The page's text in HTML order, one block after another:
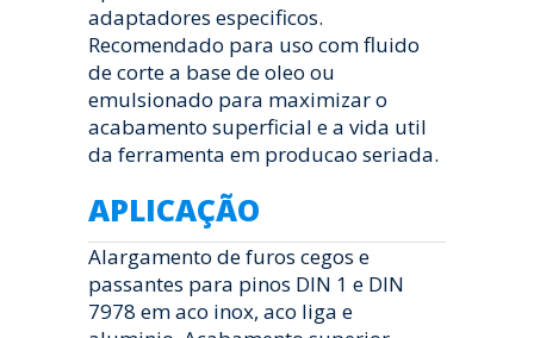
adaptadores especificos.
Recomendado para uso com fluido
de corte a base de oleo ou
emulsionado para maximizar o
acabamento superficial e a vida util
da ferramenta em producao seriada.
APLICAÇÃO
Alargamento de furos cegos e
passantes para pinos DIN 1 e DIN
7978 em aco inox, aco liga e